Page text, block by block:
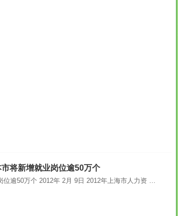
将新增就业岗位逾50万个
位逾50万个 2012年 2月 9日 2012年上海市人力资 …